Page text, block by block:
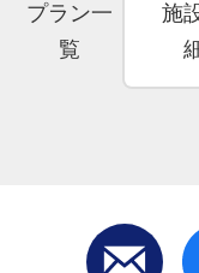
プラン一
覧
施